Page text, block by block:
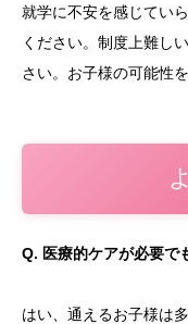
就学に不安を感じてい
ください。制度上難し
さい。お子様の可能性
Q. 医療的ケアが必要で
はい、通えるお子様は